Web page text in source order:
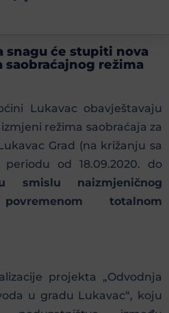
snagu će stupiti nova
režima
Lukavac obavještavaju
režima saobraćaja za
Grad (na križanju sa
od 18.09.2020. do
smislu naizmjeničnog
totalnom
projekta „Odvodnja
u gradu Lukavac“, koju